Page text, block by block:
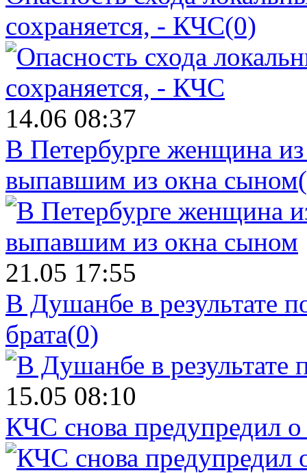
сохраняется, - КЧС(0)
14.06 08:37
В Петербурге женщина
выпавшим из окна сыном
21.05 17:55
В Душанбе в результате
брата(0)
15.05 08:10
КЧС снова предупредил